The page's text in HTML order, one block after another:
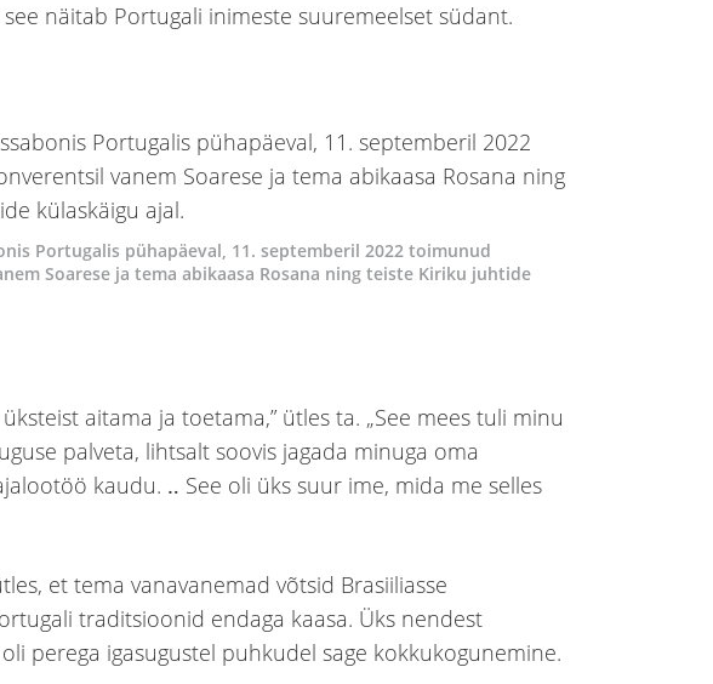
näitab Portugali inimeste suuremeelset südant.
Portugalis pühapäeval, 11. septemberil 2022 toimunud
Soarese ja tema abikaasa Rosana ning teiste Kiriku juhtide
aitama ja toetama,” ütles ta. „See mees tuli minu
palveta, lihtsalt soovis jagada minuga oma
kaudu. ‥ See oli üks suur ime, mida me selles
et tema vanavanemad võtsid Brasiiliasse
traditsioonid endaga kaasa. Üks nendest
perega igasugustel puhkudel sage kokkukogunemine.